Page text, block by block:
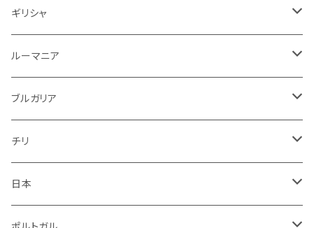
スパークリング
白
ドイツ
ロゼ
白
ルーマニア
赤
ブルガリア
赤
ニュージーランド
白
赤
赤
オーストリア
白
白
赤
ロゼ
スパークリング
白
赤
ギリシャ
白
ルーマニア
赤
ブルガリア
赤
チリ
スパークリング
白
日本
スパークリング